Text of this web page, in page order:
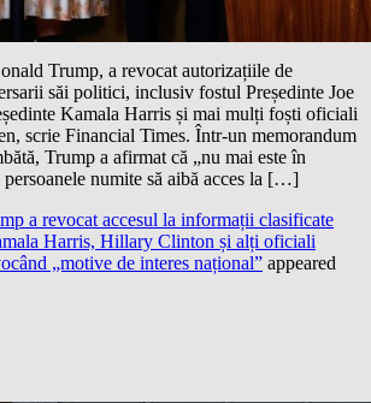
Trump, a revocat autorizațiile de
săi politici, inclusiv fostul Președinte Joe
Kamala Harris și mai mulți foști oficiali
scrie Financial Times. Într-un memorandum
Trump a afirmat că „nu mai este în
persoanele numite să aibă acces la […]
a revocat accesul la informații clasificate
Harris, Hillary Clinton și alți oficiali
„motive de interes național” appeared